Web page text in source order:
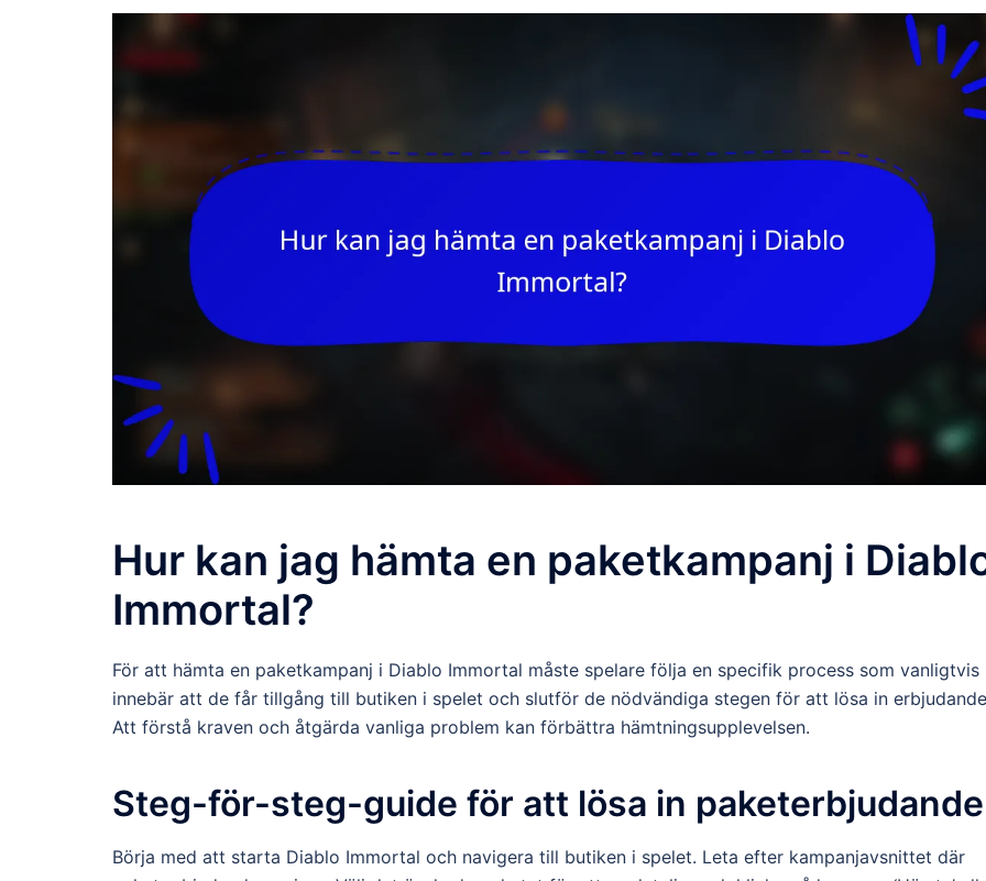
Hur kan jag hämta en paketkampanj i
Immortal?
För att hämta en paketkampanj i Diablo Immortal måste spelare följa en specifik process som vanligtvis
innebär att de får tillgång till butiken i spelet och slutför de nödvändiga stegen för att lösa in
Att förstå kraven och åtgärda vanliga problem kan förbättra hämtningsupplevelsen.
Steg-för-steg-guide för att lösa in
Börja med att starta Diablo Immortal och navigera till butiken i spelet. Leta efter kampanjavsnittet där